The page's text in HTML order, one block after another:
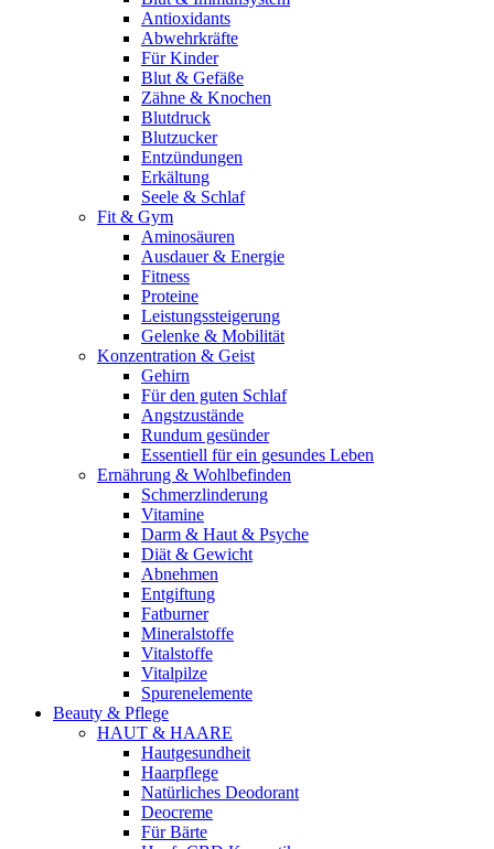
Antioxidants
Abwehrkräfte
Für Kinder
Blut & Gefäße
Zähne & Knochen
Blutdruck
Blutzucker
Entzündungen
Erkältung
Seele & Schlaf
Fit & Gym
Aminosäuren
Ausdauer & Energie
Fitness
Proteine
Leistungssteigerung
Gelenke & Mobilität
Konzentration & Geist
Gehirn
Für den guten Schlaf
Angstzustände
Rundum gesünder
Essentiell für ein gesundes Leben
Ernährung & Wohlbefinden
Schmerzlinderung
Vitamine
Darm & Haut & Psyche
Diät & Gewicht
Abnehmen
Entgiftung
Fatburner
Mineralstoffe
Vitalstoffe
Vitalpilze
Spurenelemente
Beauty & Pflege
HAUT & HAARE
Hautgesundheit
Haarpflege
Natürliches Deodorant
Deocreme
Für Bärte